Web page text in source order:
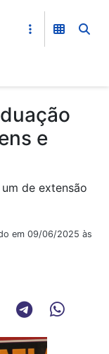
e
de extensão
em 09/06/2025 às